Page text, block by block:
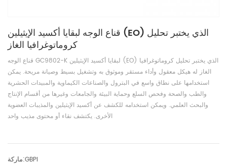
قناع الوجه لبقايا أكسيد الإيثيلين (EO) الذي يختبر تحليل
كروماتوغرافيا الغاز
قناع الوجه GC9802-K لبقايا أكسيد الإيثيلين (EO) الذي يختبر تحليل كروماتوغرافيا
الغاز له هيكل معقول وأداء مستقر وموثوق به وتشغيل بسيط وصيانة مريحة. يمكن
استخدامها على نطاق واسع في البترول والصناعات الكيماوية والمبيدات الحشرية
والطب والصحة وفحص السلع وحماية البيئة والجامعات وغيرها من أقسام الإنتاج
والبحث العلمي. ويمكن استخدامه للكشف عن أكسيد الإيثيلين والمذيبات العضوية
الأخرى. يكتشف نقاء أو محتوى مذيب واحد
ماركة:GBPI